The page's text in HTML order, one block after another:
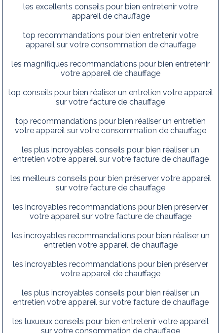
les excellents conseils pour bien entretenir votre
appareil de chauffage
top recommandations pour bien entretenir votre
appareil sur votre consommation de chauffage
les magnifiques recommandations pour bien entretenir
votre appareil de chauffage
top conseils pour bien réaliser un entretien votre appareil
sur votre facture de chauffage
top recommandations pour bien réaliser un entretien
votre appareil sur votre consommation de chauffage
les plus incroyables conseils pour bien réaliser un
entretien votre appareil sur votre facture de chauffage
les meilleurs conseils pour bien préserver votre appareil
sur votre facture de chauffage
les incroyables recommandations pour bien préserver
votre appareil sur votre facture de chauffage
les incroyables recommandations pour bien réaliser un
entretien votre appareil de chauffage
les incroyables recommandations pour bien préserver
votre appareil de chauffage
les plus incroyables conseils pour bien réaliser un
entretien votre appareil sur votre facture de chauffage
les luxueux conseils pour bien entretenir votre appareil
sur votre consommation de chauffage